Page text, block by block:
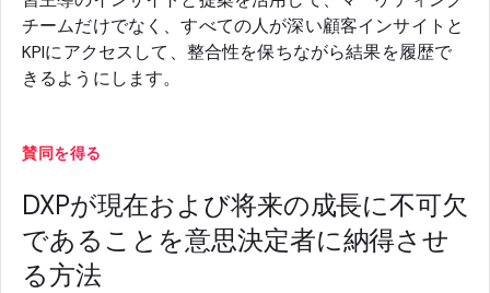
チームだけでなく、すべての人が深い顧客インサイトと
KPIにアクセスして、整合性を保ちながら結果を履歴で
きるようにします。
賛同を得る
DXPが現在および将来の成長に不可欠
であることを意思決定者に納得させ
る方法